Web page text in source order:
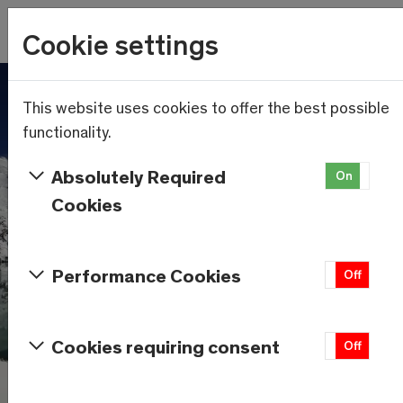
Skip to main content
21.6°C
Wetter
Cookie settings
This website uses cookies to offer the best possible
functionality.
Absolutely Required
Cookies
On
Performance Cookies Off
Cookies requiring consent Off